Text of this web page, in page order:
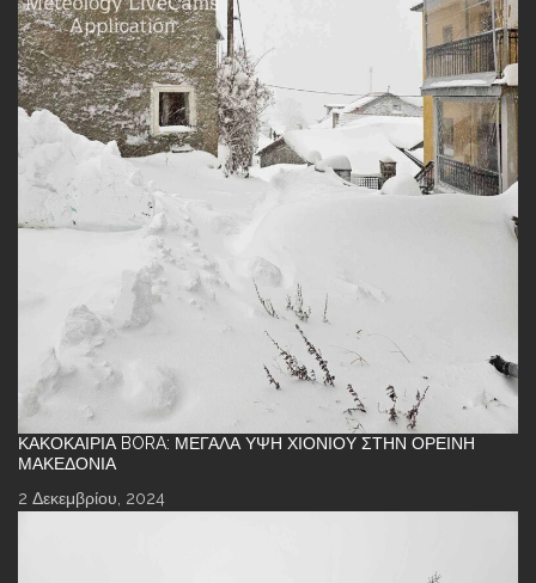
ΚΑΚΟΚΑΙΡΊΑ BORA: ΜΕΓΆΛΑ ΎΨΗ ΧΙΟΝΙΟΎ ΣΤΗΝ ΟΡΕΙΝΉ
ΜΑΚΕΔΟΝΊΑ
2 Δεκεμβρίου, 2024